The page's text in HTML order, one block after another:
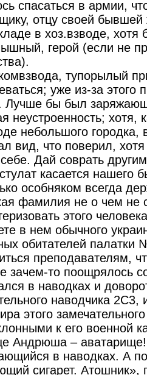
спасаться в армии,
отцу своей
в хоз.взводе, хотя
герой (если не
тупорылый
уже из-за этого
Лучше бы был
неустроенность;
небольшого
вид, что поверил,
Дай соврать
касается нашего
особняком всегда
фамилия не о чем не
этого
в нем обычного
обитателей палатки
преподавателям,
зачем-то поощрялось
в наводках и
наводчика
этого
к его военной
Андрюша – аватарище!
в наводках. А
сигарет.